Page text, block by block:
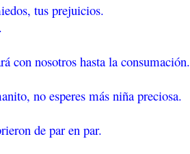
tus prejuicios.
con nosotros hasta la consumación.
no esperes más niña preciosa.
de par en par.